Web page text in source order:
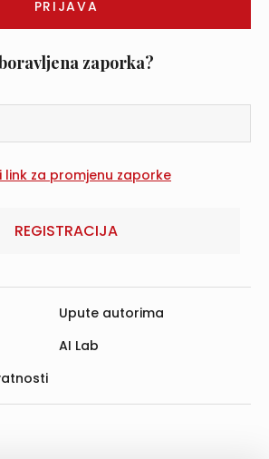
zaporka?
REGISTRACIJA
Upute autorima
AI Lab